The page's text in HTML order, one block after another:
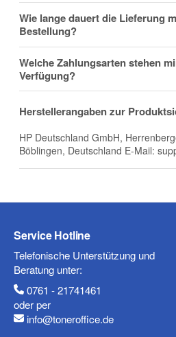
Firma
E-Mail
Mobiltelefon
Wie lange dauert die Lieferung
Bestellung?
Welche Zahlungsarten stehen
Verfügung?
Herstellerangaben zur
HP Deutschland GmbH,
Böblingen, Deutschland E-Mail:
Service Hotline
Telefonische Unterstützung und
Beratung unter:
0761 - 21741461
oder per
info@toneroffice.de